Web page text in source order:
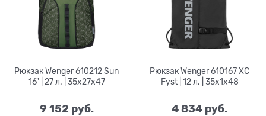
Рюкзак Wenger 610212 Sun
16" | 27 л. | 35x27x47
9 152 руб.
Рюкзак Wenger 610167 XC
Fyst | 12 л. | 35x1x48
4 834 руб.